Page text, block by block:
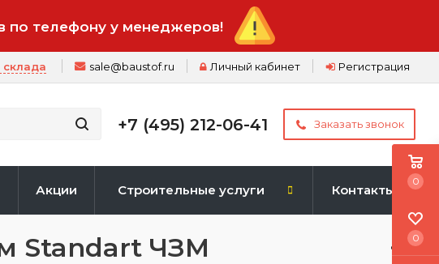
по телефону у менеджеров!
Регистрация
Личный кабинет
sale@baustof.ru
+7 (495) 212-06-41 Заказать звонок
Акции Строительные услуги Контакты
Standart ЧЗМ
0
0